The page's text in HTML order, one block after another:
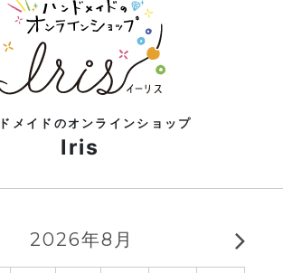
メイドのオンラインショップ
Iris
2026年8月